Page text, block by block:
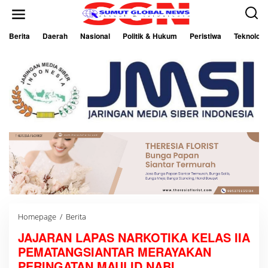
Berita Daerah Nasional Politik & Hukum Peristiwa Teknologi
Homepage / Berita
J
A
R
A
JAJARAN LAPAS NARKOTIKA KELAS IIA
PEMATANGSIANTAR MERAYAKAN